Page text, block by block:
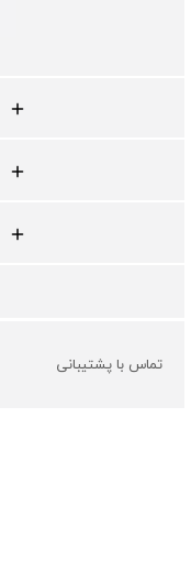
تماس با پشتیبانی